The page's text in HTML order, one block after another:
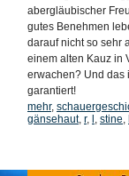
abergläubischer
gutes Benehmen
darauf nicht so sehr
einem alten Kauz in
erwachen? Und das
garantiert!
mehr,
gänsehaut, r, , stine,